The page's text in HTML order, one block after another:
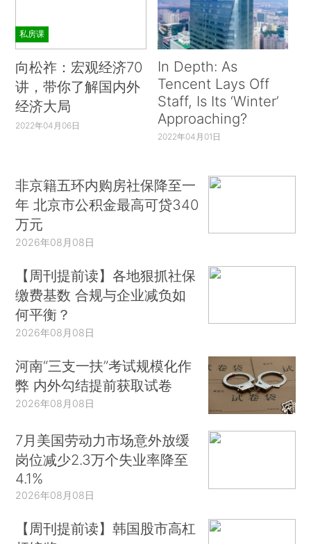
私房课
向松祚：宏观经济70
讲，带你了解国内外
经济大局
2022年04月06日
In Depth: As
Tencent Lays Off
Staff, Is Its ‘Winter’
Approaching?
2022年04月01日
非京籍五环内购房社保降至一
年 北京市公积金最高可贷340
万元
2026年08月08日
【周刊提前读】各地狠抓社保
缴费基数 合规与企业减负如
何平衡？
2026年08月08日
河南“三支一扶”考试规模化作
弊 内外勾结提前获取试卷
2026年08月08日
7月美国劳动力市场意外放缓
岗位减少2.3万个失业率降至
4.1%
2026年08月08日
【周刊提前读】韩国股市高杠